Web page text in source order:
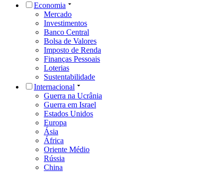
Economia
Mercado
Investimentos
Banco Central
Bolsa de Valores
Imposto de Renda
Finanças Pessoais
Loterias
Sustentabilidade
Internacional
Guerra na Ucrânia
Guerra em Israel
Estados Unidos
Europa
Ásia
África
Oriente Médio
Rússia
China